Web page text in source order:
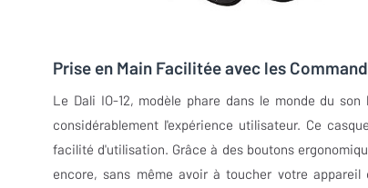
Prise en Main Facilitée avec les
Le Dali IO-12, modèle phare dans le monde du
considérablement l'expérience utilisateur. Ce
facilité d'utilisation. Grâce à des boutons
encore, sans même avoir à toucher votre